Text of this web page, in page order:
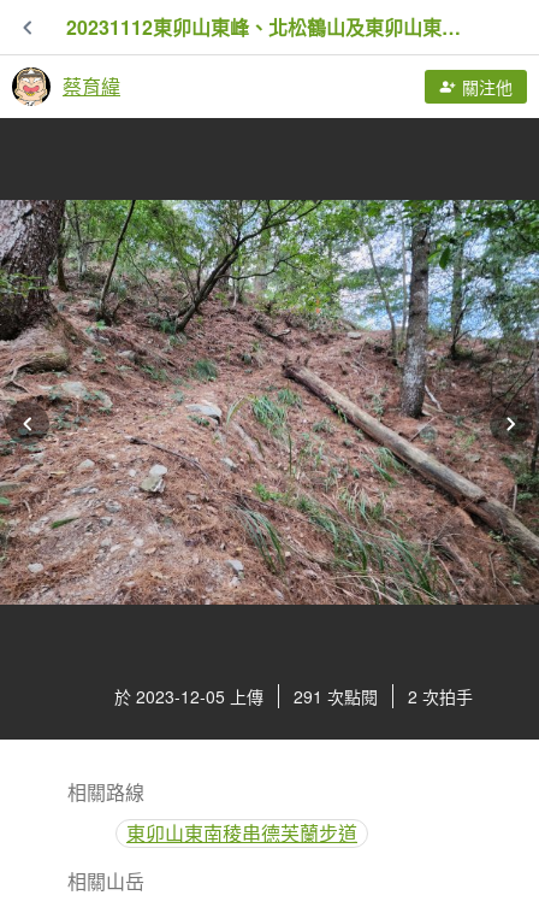
20231112東卯山東峰、北松鶴山及東卯山東南峰
蔡育緯 關注他
於 2023-12-05 上傳 291 次點閱 2 次拍手
相關路線
東卯山東南稜串德芙蘭步道
相關山岳